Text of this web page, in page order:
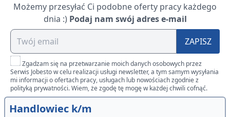
Możemy przesyłać Ci podobne oferty pracy każdego
dnia :) Podaj nam swój adres e-mail
ZAPISZ
Zgadzam się na przetwarzanie moich danych osobowych przez
Serwis Jobesto w celu realizacji usługi newsletter, a tym samym wysyłania
mi informacji o ofertach pracy, usługach lub nowościach zgodnie z
polityką prywatności. Wiem, że zgodę tę mogę w każdej chwili cofnąć.
Handlowiec k/m